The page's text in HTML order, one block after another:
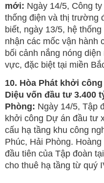
mới: Ngày 14/5, Công
thống điện và thị trường
biết, ngày 13/5, hệ
nhận các mốc vận hành
bối cảnh nắng nóng
vực, đặc biệt tại miền
10. Hòa Phát khởi
Diệu vốn đầu tư 3.400
Phòng: Ngày 14/5, Tập
khởi công Dự án đầu tư
cấu hạ tầng khu công
Phúc, Hải Phòng.
đầu tiên của Tập đoàn
cho thuê hạ tầng từ quý